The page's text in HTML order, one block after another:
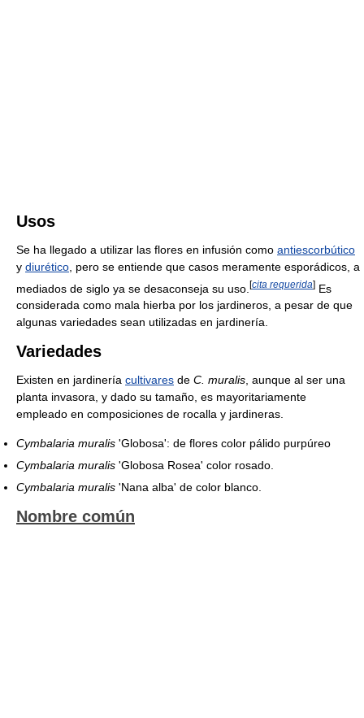
Usos
Se ha llegado a utilizar las flores en infusión como antiescorbútico
y diurético , pero se entiende que casos meramente esporádicos, a
mediados de siglo ya se desaconseja su uso. [cita requerida] Es
considerada como mala hierba por los jardineros, a pesar de que
algunas variedades sean utilizadas en jardinería.
Variedades
Existen en jardinería cultivares de C. muralis, aunque al ser una
planta invasora, y dado su tamaño, es mayoritariamente
empleado en composiciones de rocalla y jardineras.
Cymbalaria muralis 'Globosa': de flores color pálido purpúreo
Cymbalaria muralis 'Globosa Rosea' color rosado.
Cymbalaria muralis 'Nana alba' de color blanco.
Nombre común